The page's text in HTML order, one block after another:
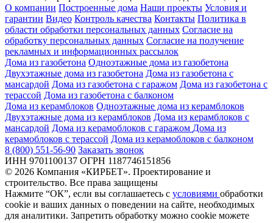
О компании Построенные дома Наши проекты Условия и
гарантии Видео Контроль качества Контакты Политика в
области обработки персональных данных Согласие на
обработку персональных данных Согласие на получение
рекламных и информационных рассылок
Дома из газобетона Одноэтажные дома из газобетона
Двухэтажные дома из газобетона Дома из газобетона с
мансардой Дома из газобетона с гаражом Дома из газобетона с
терассой Дома из газобетона с балконом
Дома из керамблоков Одноэтажные дома из керамблоков
Двухэтажные дома из керамблоков Дома из керамблоков с
мансардой Дома из керамоблоков с гаражом Дома из
керамоблоков с терассой Дома из керамоблоков с балконом
8 (800) 551-56-90 Заказать звонок
ИНН 9701100137 ОГРН 1187746151856
© 2026 Компания «КИРБЕТ». Проектирование и
строительство. Все права защищены
Нажмите “ОК”, если вы соглашаетесь с условиями обработки
cookie и ваших данных о поведении на сайте, необходимых
для аналитики. Запретить обработку можно cookie можете